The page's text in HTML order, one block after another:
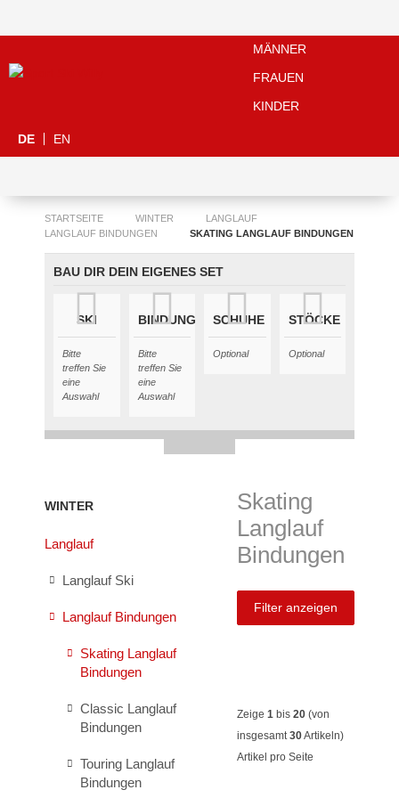
MÄNNER
FRAUEN
KINDER
DE EN
STARTSEITE WINTER
LANGLAUF
LANGLAUF BINDUNGEN
SKATING LANGLAUF BINDUNGEN
BAU DIR DEIN EIGENES SET
SKI
Bitte
treffen Sie
eine
Auswahl
BINDUNG
Bitte
treffen Sie
eine
Auswahl
SCHUHE
Optional
STÖCKE
Optional
WINTER
Langlauf
Langlauf Ski
Langlauf Bindungen
Skating Langlauf
Bindungen
Classic Langlauf
Bindungen
Touring Langlauf
Bindungen
Skating
Langlauf
Bindungen
Filter anzeigen
Zeige 1 bis 20 (von
insgesamt 30Artikeln)
Artikel pro Seite